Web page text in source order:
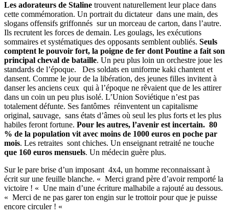
Les adorateurs de Staline trouvent naturellement leur place dans
cette commémoration. Un portrait du dictateur dans une main, des
slogans offensifs griffonnés sur un morceau de carton, dans l’autre.
Ils recrutent les forces de demain. Les goulags, les exécutions
sommaires et systématiques des opposants semblent oubliés. Seuls
comptent le pouvoir fort, la poigne de fer dont Poutine a fait son
principal cheval de bataille. Un peu plus loin un orchestre joue les
standards de l’époque. Des soldats en uniforme kaki chantent et
dansent. Comme le jour de la libération, des jeunes filles invitent à
danser les anciens ceux qui à l’époque ne rêvaient que de les attirer
dans un coin un peu plus isolé. L’Union Soviétique n’est pas
totalement défunte. Ses fantômes réinventent un capitalisme
original, sauvage, sans états d’âmes où seul les plus forts et les plus
habiles feront fortune. Pour les autres, l’avenir est incertain. 80
% de la population vit avec moins de 1000 euros en poche par
mois. Les retraites sont chiches. Un enseignant retraité ne touche
que 160 euros mensuels. Un médecin guère plus.
Sur le pare brise d’un imposant 4x4, un homme reconnaissant à
écrit sur une feuille blanche. « Merci grand père d’avoir remporté la
victoire ! « Une main d’une écriture malhabile a rajouté au dessous.
« Merci de ne pas garer ton engin sur le trottoir pour que je puisse
encore circuler ! «